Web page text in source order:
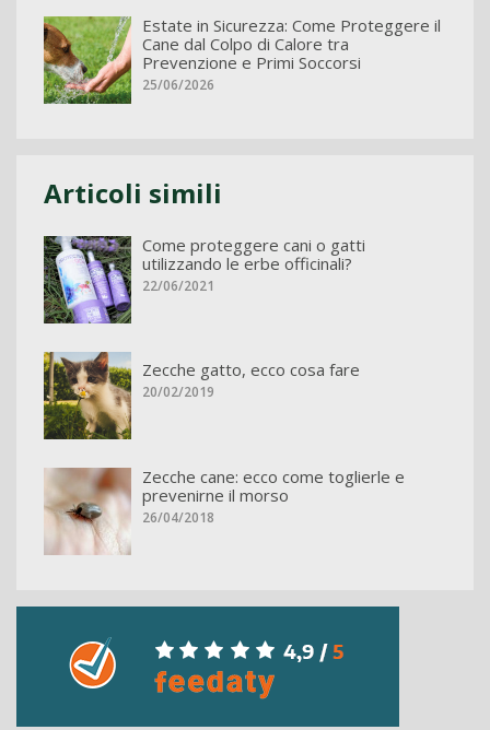
Estate in Sicurezza: Come Proteggere il
Cane dal Colpo di Calore tra
Prevenzione e Primi Soccorsi
25/06/2026
Articoli simili
Come proteggere cani o gatti
utilizzando le erbe officinali?
22/06/2021
Zecche gatto, ecco cosa fare
20/02/2019
Zecche cane: ecco come toglierle e
prevenirne il morso
26/04/2018